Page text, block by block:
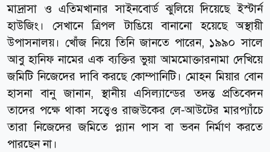
মাদ্রাসা ও এতিমখানার সাইনবোর্ড ঝুলিয়ে দিয়েছে ইস্টার্ন
হাউজিং। সেখানে ত্রিপল টাঙিয়ে বানানো হয়েছে অস্থায়ী
উপাসনালয়। খোঁজ নিয়ে তিনি জানতে পারেন, ১৯৯০ সালে
আবু হানিফ নামের এক ব্যক্তির ভুয়া আমমোক্তারনামা দেখিয়ে
জমিটি নিজেদের দাবি করছে কোম্পানিটি। মোহন মিয়ার বোন
হাসনা বানু জানান, স্থানীয় এসিল্যান্ডের তদন্ত প্রতিবেদন
তাদের পক্ষে থাকা সত্ত্বেও রাজউকের লে-আউটের মারপ্যাঁচে
তারা নিজেদের জমিতে প্ল্যান পাস বা ভবন নির্মাণ করতে
পারছেন না।